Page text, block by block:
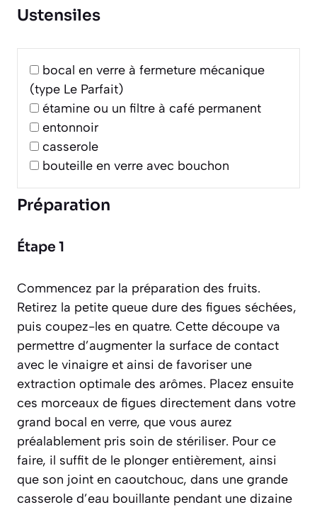
Ustensiles
bocal en verre à fermeture mécanique
(type Le Parfait)
étamine ou un filtre à café permanent
entonnoir
casserole
bouteille en verre avec bouchon
Préparation
Étape 1
Commencez par la préparation des fruits.
Retirez la petite queue dure des figues séchées,
puis coupez-les en quatre. Cette découpe va
permettre d’augmenter la surface de contact
avec le vinaigre et ainsi de favoriser une
extraction optimale des arômes. Placez ensuite
ces morceaux de figues directement dans votre
grand bocal en verre, que vous aurez
préalablement pris soin de stériliser. Pour ce
faire, il suffit de le plonger entièrement, ainsi
que son joint en caoutchouc, dans une grande
casserole d’eau bouillante pendant une dizaine